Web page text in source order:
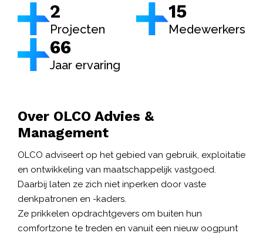
2
Projecten
15
Medewerkers
66
Jaar ervaring
Over OLCO Advies &
Management
OLCO adviseert op het gebied van gebruik, exploitatie
en ontwikkeling van maatschappelijk vastgoed.
Daarbij laten ze zich niet inperken door vaste
denkpatronen en -kaders.
Ze prikkelen opdrachtgevers om buiten hun
comfortzone te treden en vanuit een nieuw oogpunt